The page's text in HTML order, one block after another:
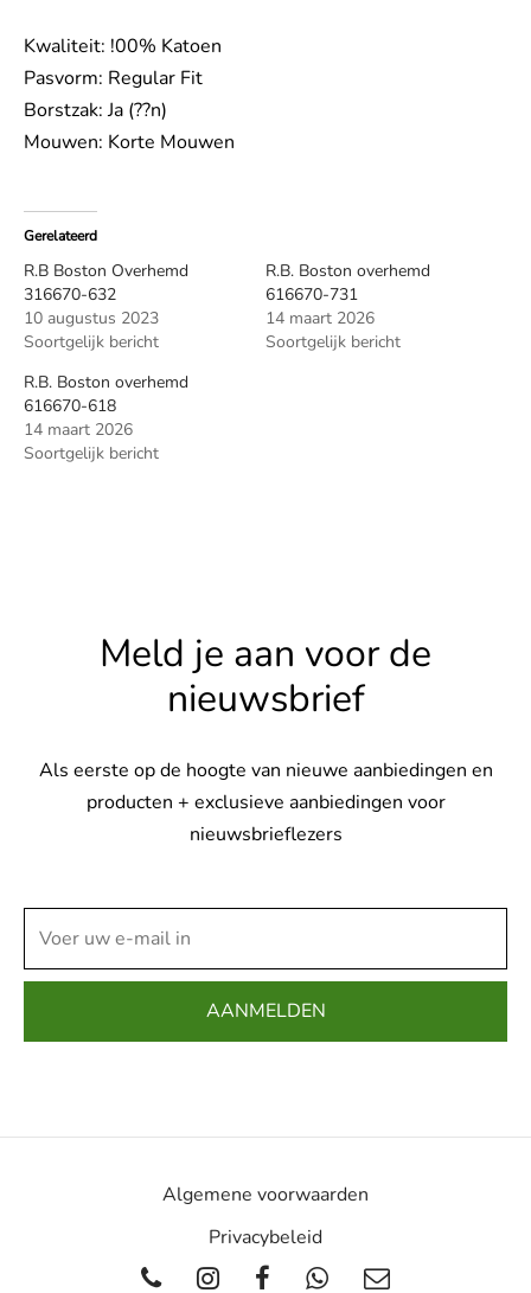
Kwaliteit: !00% Katoen
Pasvorm: Regular Fit
Borstzak: Ja (??n)
Mouwen: Korte Mouwen
Gerelateerd
R.B Boston Overhemd
316670-632
10 augustus 2023
Soortgelijk bericht
R.B. Boston overhemd
616670-731
14 maart 2026
Soortgelijk bericht
R.B. Boston overhemd
616670-618
14 maart 2026
Soortgelijk bericht
Meld je aan voor de
nieuwsbrief
Als eerste op de hoogte van nieuwe aanbiedingen en
producten + exclusieve aanbiedingen voor
nieuwsbrieflezers
Algemene voorwaarden
Privacybeleid